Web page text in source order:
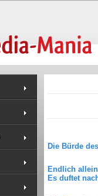
Die Bürde
Endlich
Es duftet